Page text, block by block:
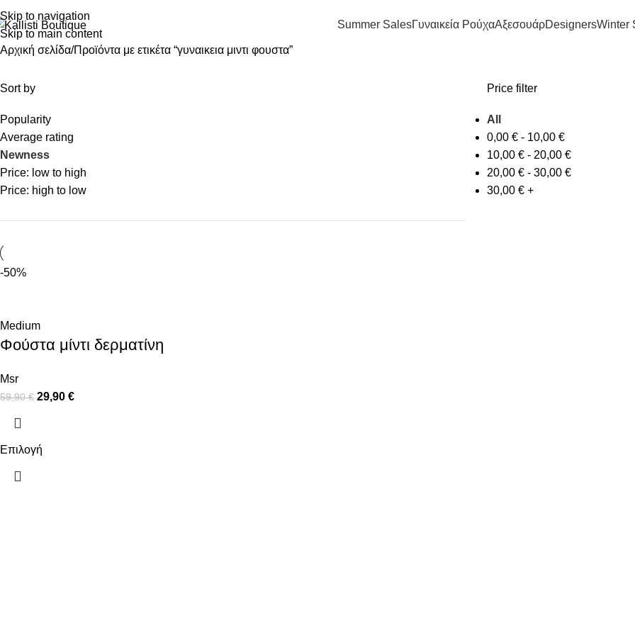
Skip to navigation
Skip to main content
Summer SalesΓυναικεία ΡούχαΑξεσουάρDesignersWinter
Αρχική σελίδα Προϊόντα με ετικέτα “γυναικεια μιντι φουστα”
Sort by
Popularity
Average rating
Newness
Price: low to high
Price: high to low
Price filter
All
0,00 € - 10,00 €
10,00 € - 20,00 €
20,00 € - 30,00 €
30,00 € +
-50%
Medium
Φούστα μίντι δερματίνη
Msr
59,90€ 29,90 €
Επιλογή